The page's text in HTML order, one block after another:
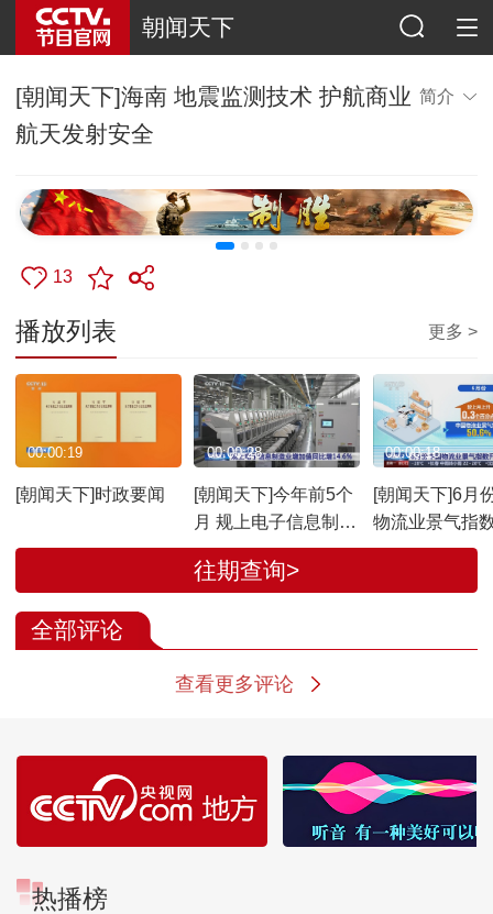
朝闻天下
[朝闻天下]海南 地震监测技术 护航商业
航天发射安全
简介
13
播放列表 更多 >
[朝闻天下]时政要闻
00:00:19
[朝闻天下]今年前5个
月 规上电子信息制造
业增加值同比增
14.6%
00:00:28
[朝闻天下]6月
物流业景气指
50.6%
00:00:18
往期查询>
全部评论
查看更多评论
热播榜